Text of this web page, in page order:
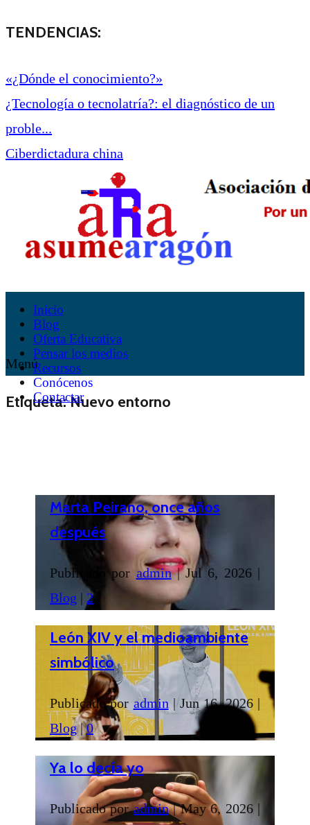
TENDENCIAS:
«¿Dónde el conocimiento?»
¿Tecnología o tecnolatría?: el diagnóstico de un
proble...
Ciberdictadura china
Inicio
Blog
Oferta Educativa
Pensar los medios
Recursos
Conócenos
Contactar
Menú
Etiqueta:Nuevo entorno
Marta Peirano, once años
después
Publicado por admin|Jul 6, 2026|
Blog | 2
León XIV y el medioambiente
simbólico
Publicado por admin|Jun 16, 2026|
Blog|0
Ya lo decía yo
Publicado poradmin|May 6, 2026|